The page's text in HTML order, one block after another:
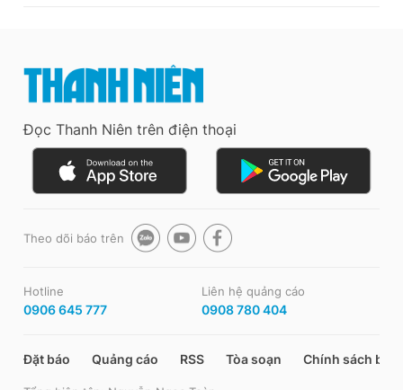
Đọc Thanh Niên trên điện thoại
Theo dõi báo trên
Hotline
0906 645 777
Liên hệ quảng cáo
0908 780 404
Đặt báo Quảng cáo RSS Tòa soạn Chính sách bảo